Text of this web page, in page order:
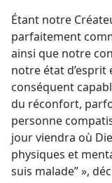
Étant notre
parfaitement
ainsi que notre
notre état
conséquent
du réconfort,
personne
jour viendra où
physiques et
suis malade” »,